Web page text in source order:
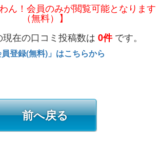
ん！会員のみが閲覧可能となります
（無料）】
現在の口コミ投稿数は 0件です。
員登録(無料)」はこちらから
前へ戻る